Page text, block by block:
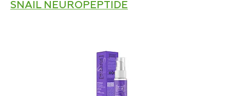
SNAIL NEUROPEPTIDE